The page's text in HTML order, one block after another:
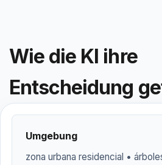
Wie die KI ihre
Entscheidung
Umgebung
zona urbana residencial •